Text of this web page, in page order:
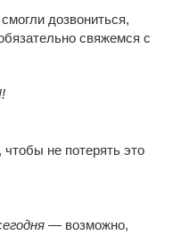
дозвониться,
свяжемся с
не потерять это
— возможно,